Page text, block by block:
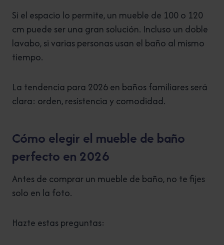
Si el espacio lo permite, un mueble de 100 o 120
cm puede ser una gran solución. Incluso un doble
lavabo, si varias personas usan el baño al mismo
tiempo.
La tendencia para 2026 en baños familiares será
clara: orden, resistencia y comodidad.
Cómo elegir el mueble de baño
perfecto en 2026
Antes de comprar un mueble de baño, no te fijes
solo en la foto.
Hazte estas preguntas: